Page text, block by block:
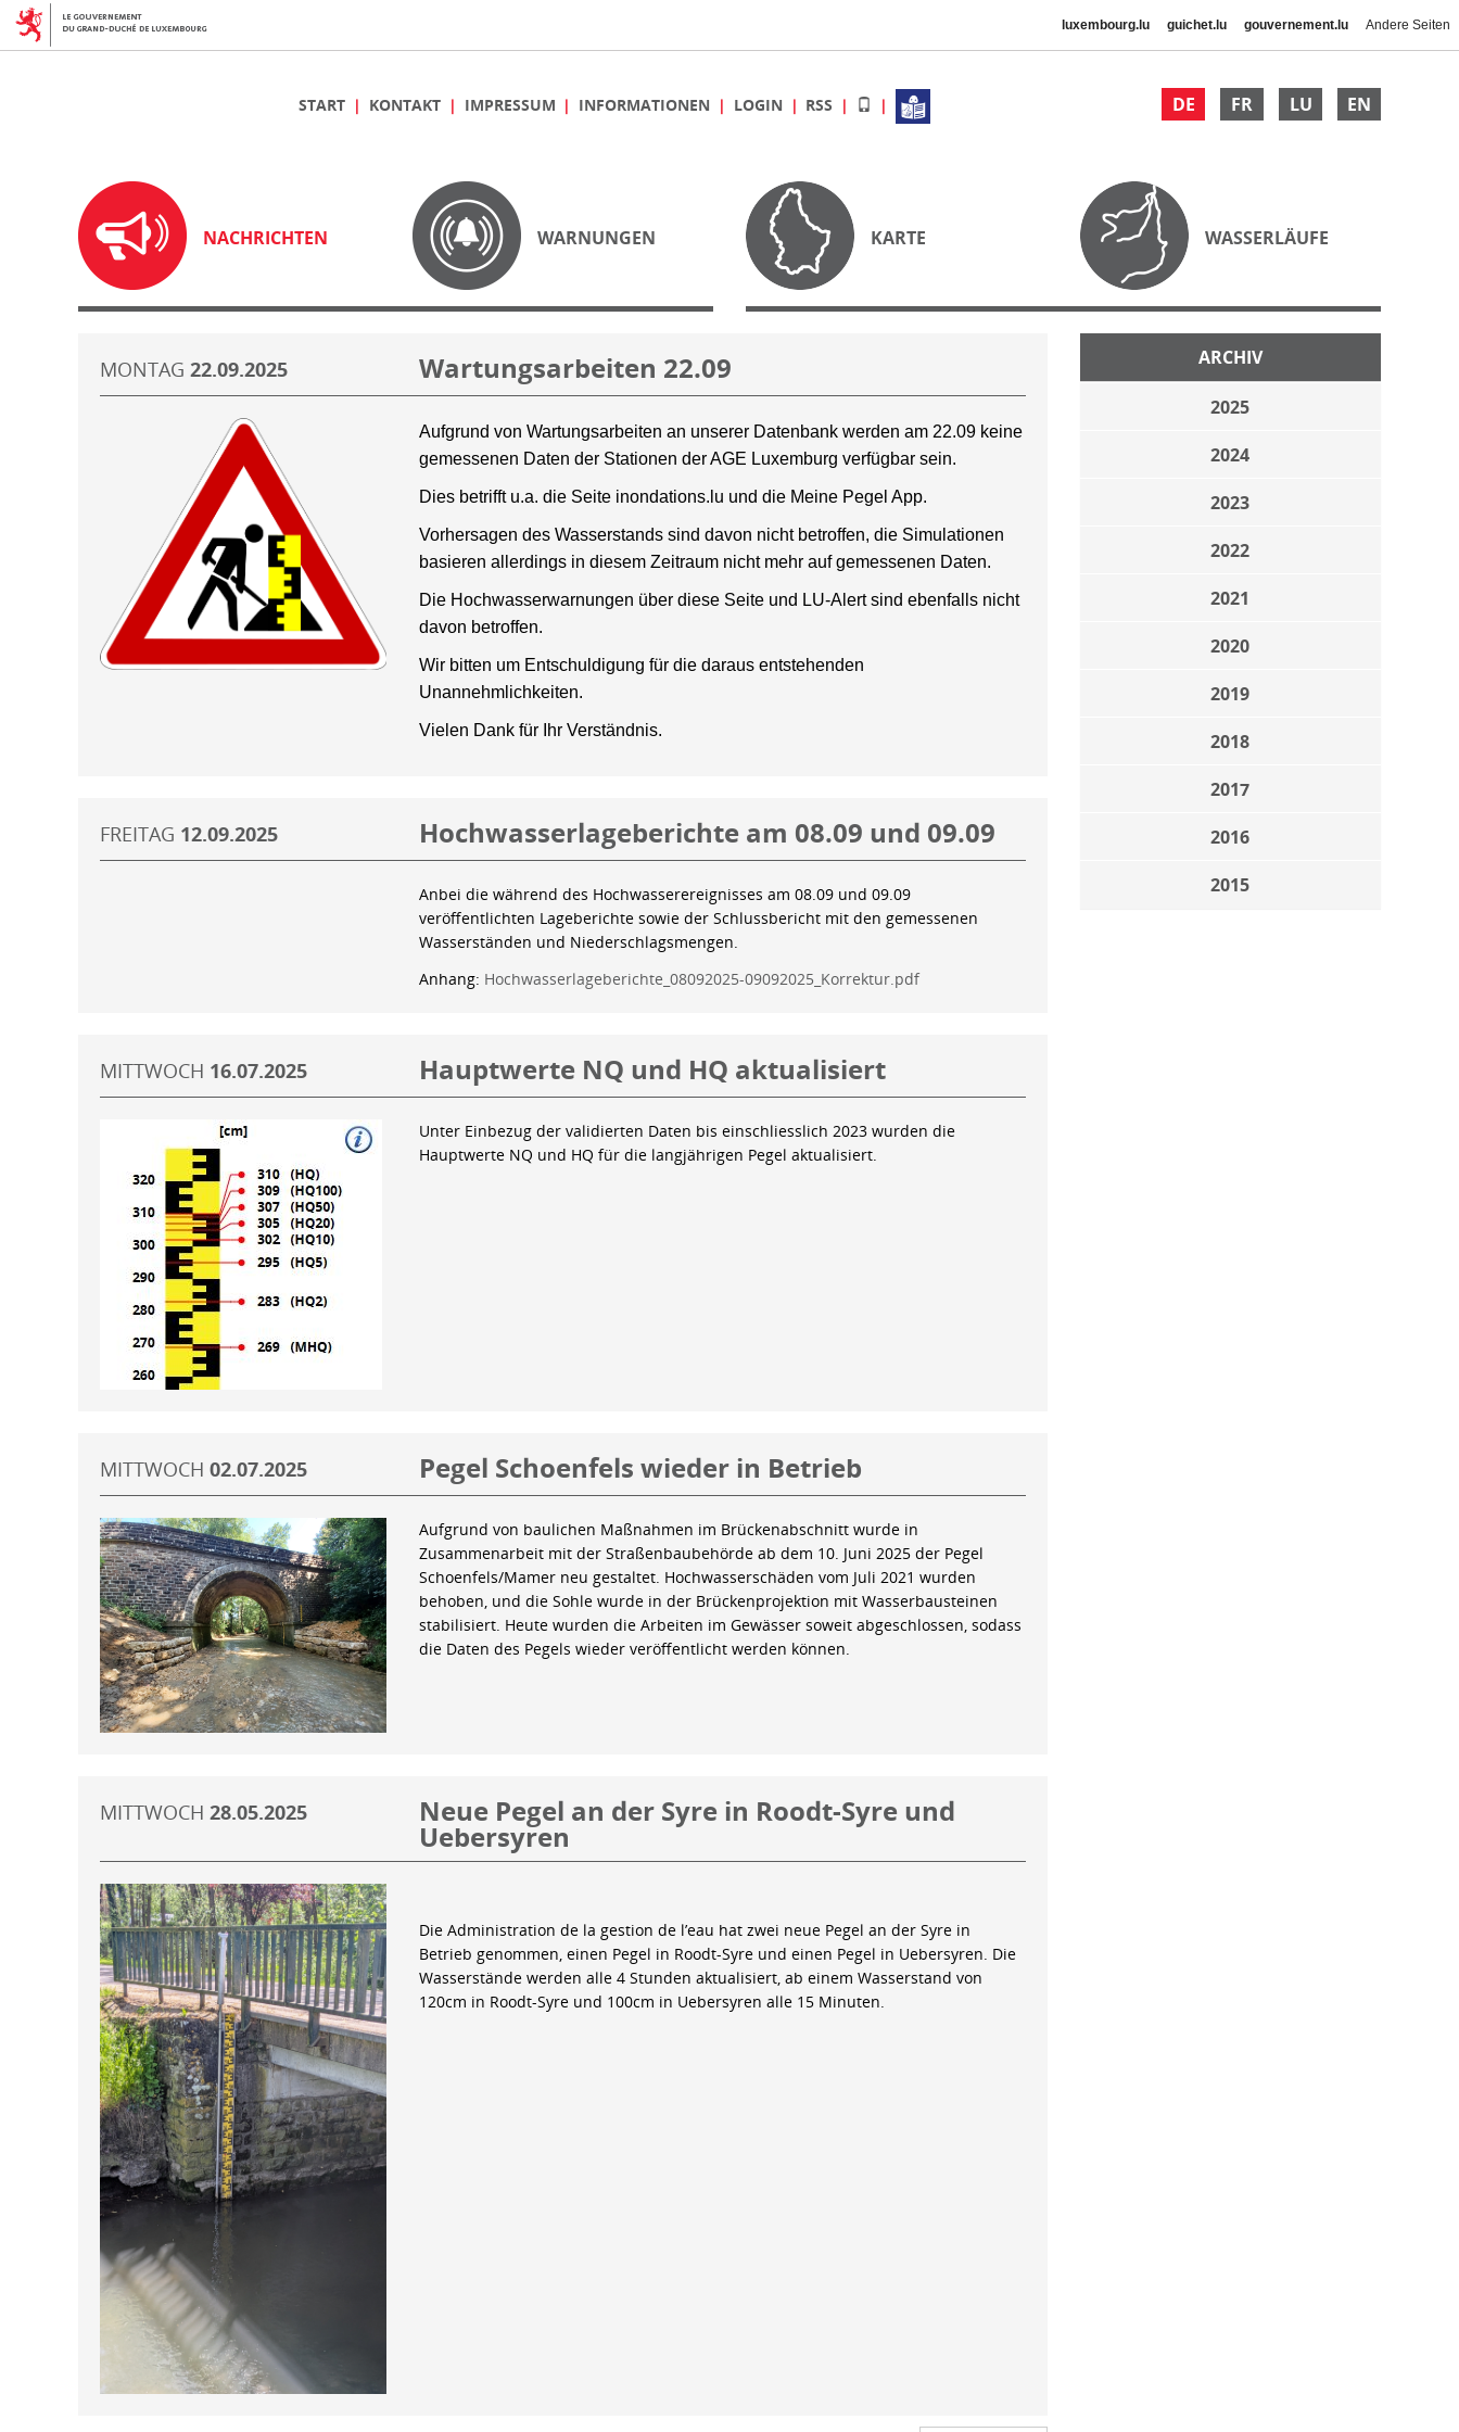
luxembourg.lu guichet.lu gouvernement.lu Andere Seiten
DE FR LU EN
START KONTAKT IMPRESSUM INFORMATIONEN LOGIN RSS
NACHRICHTEN WARNUNGEN KARTE WASSERLÄUFE
ARCHIV
2025
2024
2023
2022
2021
2020
2019
2018
2017
2016
2015
MONTAG 22.09.2025 Wartungsarbeiten 22.09
Aufgrund von Wartungsarbeiten an unserer Datenbank werden am 22.09 keine
gemessenen Daten der Stationen der AGE Luxemburg verfügbar sein.
Dies betrifft u.a. die Seite inondations.lu und die Meine Pegel App.
Vorhersagen des Wasserstands sind davon nicht betroffen, die Simulationen
basieren allerdings in diesem Zeitraum nicht mehr auf gemessenen Daten.
Die Hochwasserwarnungen über diese Seite und LU-Alert sind ebenfalls nicht
davon betroffen.
Wir bitten um Entschuldigung für die daraus entstehenden
Unannehmlichkeiten.
Vielen Dank für Ihr Verständnis.
FREITAG 12.09.2025 Hochwasserlageberichte am 08.09 und 09.09
Anbei die während des Hochwasserereignisses am 08.09 und 09.09
veröffentlichten Lageberichte sowie der Schlussbericht mit den gemessenen
Wasserständen und Niederschlagsmengen.
Anhang: Hochwasserlageberichte_08092025-09092025_Korrektur.pdf
MITTWOCH 16.07.2025 Hauptwerte NQ und HQ aktualisiert
Unter Einbezug der validierten Daten bis einschliesslich 2023 wurden die
Hauptwerte NQ und HQ für die langjährigen Pegel aktualisiert.
MITTWOCH 02.07.2025 Pegel Schoenfels wieder in Betrieb
Aufgrund von baulichen Maßnahmen im Brückenabschnitt wurde in
Zusammenarbeit mit der Straßenbaubehörde ab dem 10. Juni 2025 der Pegel
Schoenfels/Mamer neu gestaltet. Hochwasserschäden vom Juli 2021 wurden
behoben, und die Sohle wurde in der Brückenprojektion mit Wasserbausteinen
stabilisiert. Heute wurden die Arbeiten im Gewässer soweit abgeschlossen, sodass
die Daten des Pegels wieder veröffentlicht werden können.
MITTWOCH 28.05.2025 Neue Pegel an der Syre in Roodt-Syre und
Uebersyren
Die Administration de la gestion de l’eau hat zwei neue Pegel an der Syre in
Betrieb genommen, einen Pegel in Roodt-Syre und einen Pegel in Uebersyren. Die
Wasserstände werden alle 4 Stunden aktualisiert, ab einem Wasserstand von
120cm in Roodt-Syre und 100cm in Uebersyren alle 15 Minuten.